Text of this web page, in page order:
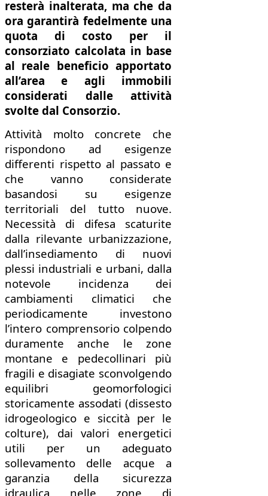
resterà inalterata, ma che da
ora garantirà fedelmente una
quota di costo per il
consorziato calcolata in base
al reale beneficio apportato
all’area e agli immobili
considerati dalle attività
svolte dal Consorzio.
Attività molto concrete che
rispondono ad esigenze
differenti rispetto al passato e
che vanno considerate
basandosi su esigenze
territoriali del tutto nuove.
Necessità di difesa scaturite
dalla rilevante urbanizzazione,
dall’insediamento di nuovi
plessi industriali e urbani, dalla
notevole incidenza dei
cambiamenti climatici che
periodicamente investono
l’intero comprensorio colpendo
duramente anche le zone
montane e pedecollinari più
fragili e disagiate sconvolgendo
equilibri geomorfologici
storicamente assodati (dissesto
idrogeologico e siccità per le
colture), dai valori energetici
utili per un adeguato
sollevamento delle acque a
garanzia della sicurezza
idraulica nelle zone di